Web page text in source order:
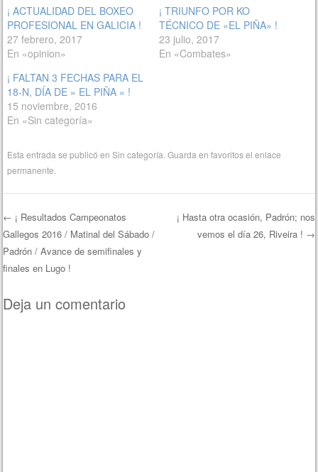
¡ ACTUALIDAD DEL BOXEO
PROFESIONAL EN GALICIA !
27 febrero, 2017
En «opinion»
¡ TRIUNFO POR KO
TÉCNICO DE «EL PIÑA» !
23 julio, 2017
En «Combates»
¡ FALTAN 3 FECHAS PARA EL
18-N, DÍA DE » EL PIÑA » !
15 noviembre, 2016
En «Sin categoría»
Esta entrada se publicó enSin categoría . Guarda en favoritos elenlace
permanente
Navegación de entradas
← ¡ Resultados Campeonatos
Gallegos 2016 / Matinal del Sábado /
Padrón / Avance de semifinales y
finales en Lugo !
¡ Hasta otra ocasión, Padrón; nos
vemos el día 26, Riveira ! →
Deja un comentario